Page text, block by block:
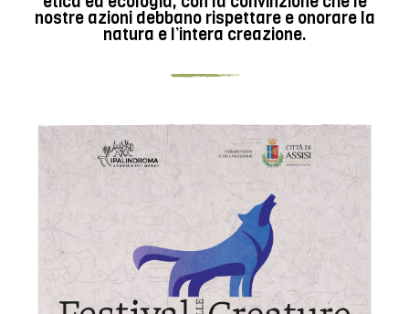
nostre azioni debbano rispettare e onorare la
natura e l’intera creazione.